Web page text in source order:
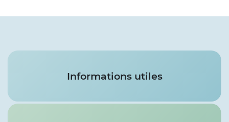
Services
Informations utiles